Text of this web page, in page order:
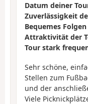
Datum deiner
Zuverlässigkeit
Bequemes
Attraktivität der
Tour stark
Sehr schöne,
Stellen zum
und der
Viele